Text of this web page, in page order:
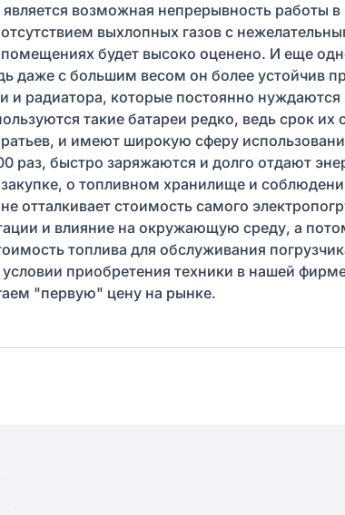
возможная непрерывность работы
выхлопных газов с
будет высоко оценено. И еще
даже с большим весом он более устойчив
и радиатора, которые постоянно
такие батареи редко, ведь срок
и имеют широкую сферу
раз, быстро заряжаются и долго отдают
о топливном хранилище и
отталкивает стоимость самого
и влияние на окружающую среду, а
топлива для обслуживания
приобретения техники в нашей
"первую" цену на рынке.